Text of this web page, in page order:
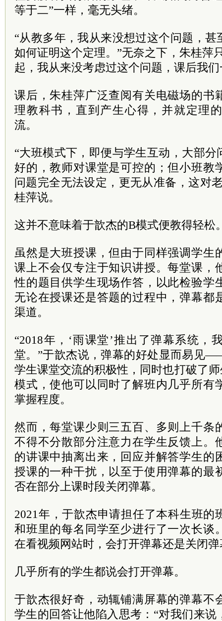
等于二”一样，毫无头绪。
“从教多年，我从来没想过这个问题，
如何证明这个定理。”无奈之下，朱桂萍
起，我从来没考虑过这个问题，课后我
课后，朱桂萍广泛查阅有关电磁场的书
理教科书，直到产生心得，并就定理
流。
“大班模式下，即便与学生互动，大部
好的，教师对课堂是可控的；但小班教
问题完全无法设定，更无从准备，这对
桂萍说。
这并不意味着于歆杰的B模式便教得轻松
虽然是大班授课，但由于同样强调学生
课上不会仅专注于知识讲授。每堂课，
性的题目供学生现场作答，以此检验学
无论在授课还是答题的过程中，弹幕都
渠道。
“2018年，‘雨课堂’推出了弹幕系统，
堂。”于歆杰说，弹幕的好处显而易见
学生课堂交流的积极性，同时也打破了
模式，使他可以同时了解班内几乎所有
掌握程度。
然而，每堂课少则三五百、多则上千条
不得不分散部分注意力在学生反馈上。
的讲课中抽离出来，回应并解答学生的
授课的一种干扰，以至于使用弹幕的最
否在部分上课时段关闭弹幕。
2021年，于歆杰申请担任了本科生班的
和班里的每名同学至少进行了一次长谈
在看视频网站时，会打开弹幕还是关闭
几乎所有的学生都说会打开弹幕。
于歆杰很好奇，动辄铺满屏幕的弹幕不
学生的回答让他陷入思考：“对我们来